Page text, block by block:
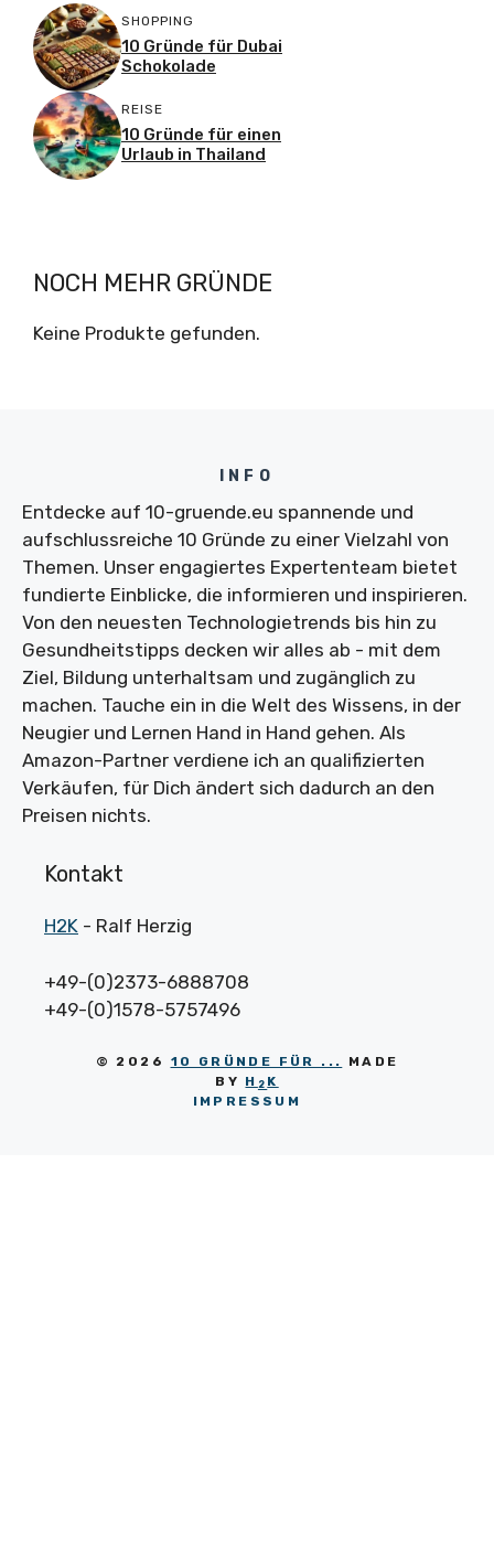
SHOPPING
10 Gründe für Dubai
Schokolade
REISE
10 Gründe für einen
Urlaub in Thailand
NOCH MEHR GRÜNDE
Keine Produkte gefunden.
INFO
Entdecke auf 10-gruende.eu spannende und
aufschlussreiche 10 Gründe zu einer Vielzahl von
Themen. Unser engagiertes Expertenteam bietet
fundierte Einblicke, die informieren und inspirieren.
Von den neuesten Technologietrends bis hin zu
Gesundheitstipps decken wir alles ab - mit dem
Ziel, Bildung unterhaltsam und zugänglich zu
machen. Tauche ein in die Welt des Wissens, in der
Neugier und Lernen Hand in Hand gehen. Als
Amazon-Partner verdiene ich an qualifizierten
Verkäufen, für Dich ändert sich dadurch an den
Preisen nichts.
Kontakt
H2K - Ralf Herzig
+49-(0)2373-6888708
+49-(0)1578-5757496
© 2026 10 GRÜNDE FÜR ...
MADE
BY H 2K
IMPRESSUM